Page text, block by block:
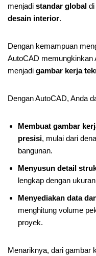
menjadi standar global di
desain interior.
Dengan kemampuan
AutoCAD memungkinkan
menjadi gambar kerja
Dengan AutoCAD, Anda
Membuat gambar
presisi, mulai dari
bangunan.
Menyusun detail
lengkap dengan
Menyediakan data
menghitung volume
proyek.
Menariknya, dari gambar